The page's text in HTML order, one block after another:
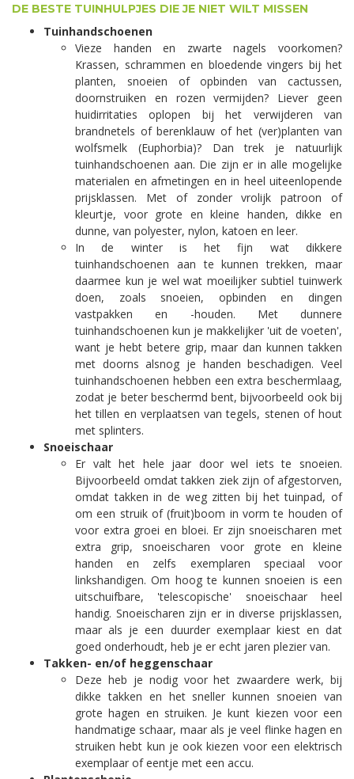
DE BESTE TUINHULPJES DIE JE NIET WILT MISSEN
Tuinhandschoenen
Vieze handen en zwarte nagels voorkomen?
Krassen, schrammen en bloedende vingers bij het
planten, snoeien of opbinden van cactussen,
doornstruiken en rozen vermijden? Liever geen
huidirritaties oplopen bij het verwijderen van
brandnetels of berenklauw of het (ver)planten van
wolfsmelk (Euphorbia)? Dan trek je natuurlijk
tuinhandschoenen aan. Die zijn er in alle mogelijke
materialen en afmetingen en in heel uiteenlopende
prijsklassen. Met of zonder vrolijk patroon of
kleurtje, voor grote en kleine handen, dikke en
dunne, van polyester, nylon, katoen en leer.
In de winter is het fijn wat dikkere
tuinhandschoenen aan te kunnen trekken, maar
daarmee kun je wel wat moeilijker subtiel tuinwerk
doen, zoals snoeien, opbinden en dingen
vastpakken en -houden. Met dunnere
tuinhandschoenen kun je makkelijker 'uit de voeten',
want je hebt betere grip, maar dan kunnen takken
met doorns alsnog je handen beschadigen. Veel
tuinhandschoenen hebben een extra beschermlaag,
zodat je beter beschermd bent, bijvoorbeeld ook bij
het tillen en verplaatsen van tegels, stenen of hout
met splinters.
Snoeischaar
Er valt het hele jaar door wel iets te snoeien.
Bijvoorbeeld omdat takken ziek zijn of afgestorven,
omdat takken in de weg zitten bij het tuinpad, of
om een struik of (fruit)boom in vorm te houden of
voor extra groei en bloei. Er zijn snoeischaren met
extra grip, snoeischaren voor grote en kleine
handen en zelfs exemplaren speciaal voor
linkshandigen. Om hoog te kunnen snoeien is een
uitschuifbare, 'telescopische' snoeischaar heel
handig. Snoeischaren zijn er in diverse prijsklassen,
maar als je een duurder exemplaar kiest en dat
goed onderhoudt, heb je er echt jaren plezier van.
Takken- en/of heggenschaar
Deze heb je nodig voor het zwaardere werk, bij
dikke takken en het sneller kunnen snoeien van
grote hagen en struiken. Je kunt kiezen voor een
handmatige schaar, maar als je veel flinke hagen en
struiken hebt kun je ook kiezen voor een elektrisch
exemplaar of eentje met een accu.